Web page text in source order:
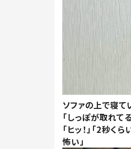
ソファの上で寝て
「しっぽが取れて
「ヒッ！」「2秒く
怖い」